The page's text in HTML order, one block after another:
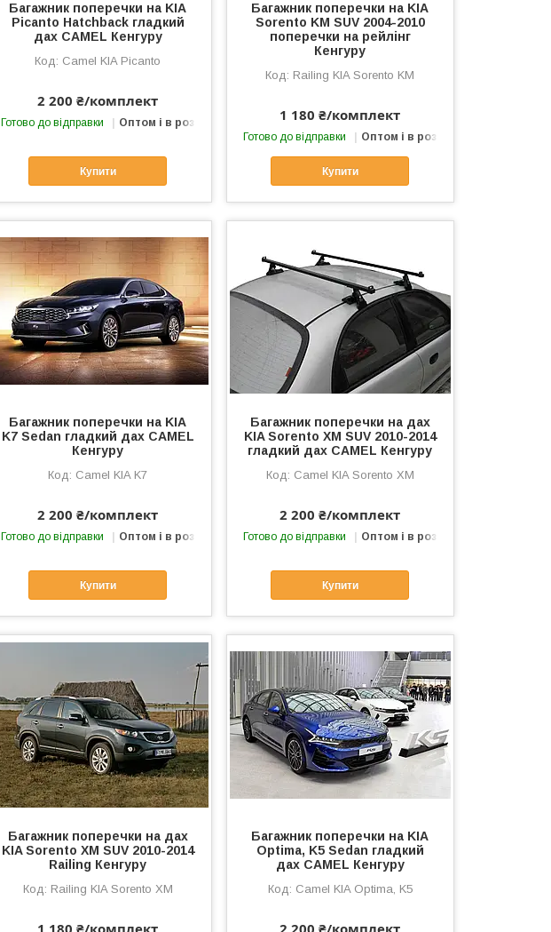
Багажник поперечки на KIA
Picanto Hatchback гладкий
дах CAMEL Кенгуру
Camel KIA Picanto
2 200 ₴/комплект
Готово до відправки Оптом і в роздріб
Купити
Багажник поперечки на KIA
Sorento KM SUV 2004-2010
поперечки на рейлінг
Кенгуру
Railing KIA Sorento KM
1 180 ₴/комплект
Готово до відправки Оптом і в роздріб
Купити
Багажник поперечки на KIA
K7 Sedan гладкий дах CAMEL
Кенгуру
Camel KIA K7
2 200 ₴/комплект
Готово до відправки Оптом і в роздріб
Купити
Багажник поперечки на дах
KIA Sorento XM SUV 2010-2014
гладкий дах CAMEL Кенгуру
Camel KIA Sorento XM
2 200 ₴/комплект
Готово до відправки Оптом і в роздріб
Купити
Багажник поперечки на дах
KIA Sorento XM SUV 2010-2014
Railing Кенгуру
Railing KIA Sorento XM
1 180 ₴/комплект
Багажник поперечки на KIA
Optima, K5 Sedan гладкий
дах CAMEL Кенгуру
Camel KIA Optima, K5
2 200 ₴/комплект